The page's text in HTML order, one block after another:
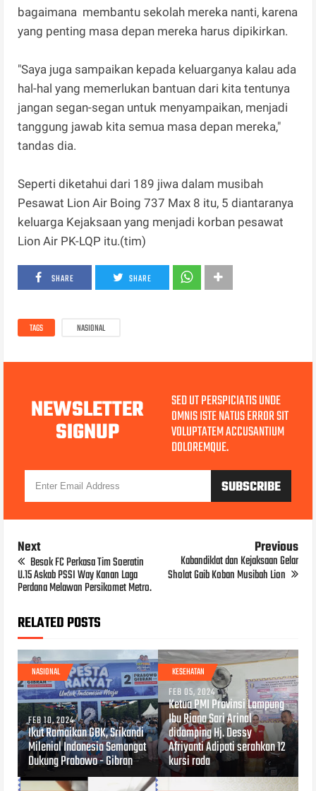
bagaimana membantu sekolah mereka nanti, karena
yang penting masa depan mereka harus dipikirkan.
"Saya juga sampaikan kepada keluarganya kalau ada
hal-hal yang memerlukan bantuan dari kita tentunya
jangan segan-segan untuk menyampaikan, menjadi
tanggung jawab kita semua masa depan mereka,"
tandas dia.
Seperti diketahui dari 189 jiwa dalam musibah
Pesawat Lion Air Boing 737 Max 8 itu, 5 diantaranya
keluarga Kejaksaan yang menjadi korban pesawat
Lion Air PK-LQP itu.(tim)
SHARE SHARE
TAGS NASIONAL
NEWSLETTER
SIGNUP
SED UT PERSPICIATIS UNDE
OMNIS ISTE NATUS ERROR SIT
VOLUPTATEM ACCUSANTIUM
DOLOREMQUE.
Next
Besok FC Perkasa Tim Soeratin
U.15 Askab PSSI Way Kanan Laga
Perdana Melawan Persikomet Metro.
Previous
Kabandiklat dan Kejaksaan Gelar
Sholat Gaib Koban Musibah Lion
RELATED POSTS
NASIONAL
FEB 10, 2024
Ikut Ramaikan GBK, Srikandi
Milenial Indonesia Semangat
Dukung Prabowo - Gibran
KESEHATAN
FEB 05, 2024
Ketua PMI Provinsi Lampung
Ibu Riana Sari Arinal
didamping Hj. Dessy
Afriyanti Adipati serahkan 12
kursi roda